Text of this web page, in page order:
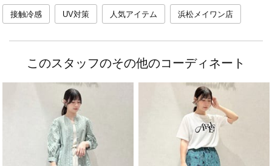
接触冷感 UV対策 人気アイテム 浜松メイワン店
このスタッフのその他のコーディネート